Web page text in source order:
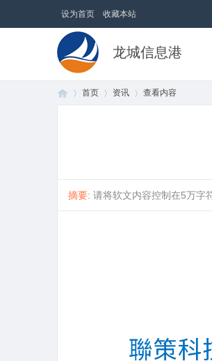
设为首页 收藏本站
龙城信息港
首页 资讯 查看内容
摘要: 请将软文内容控制在5万字